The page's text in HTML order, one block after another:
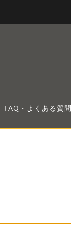
FAQ・よくある質問